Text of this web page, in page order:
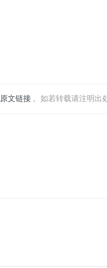
原文链接 。如若转载请注明出